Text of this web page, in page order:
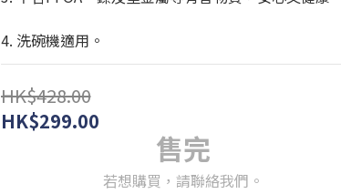
4. 洗碗機適用。
HK$428.00
HK$299.00
售完
若想購買，請聯絡我們。